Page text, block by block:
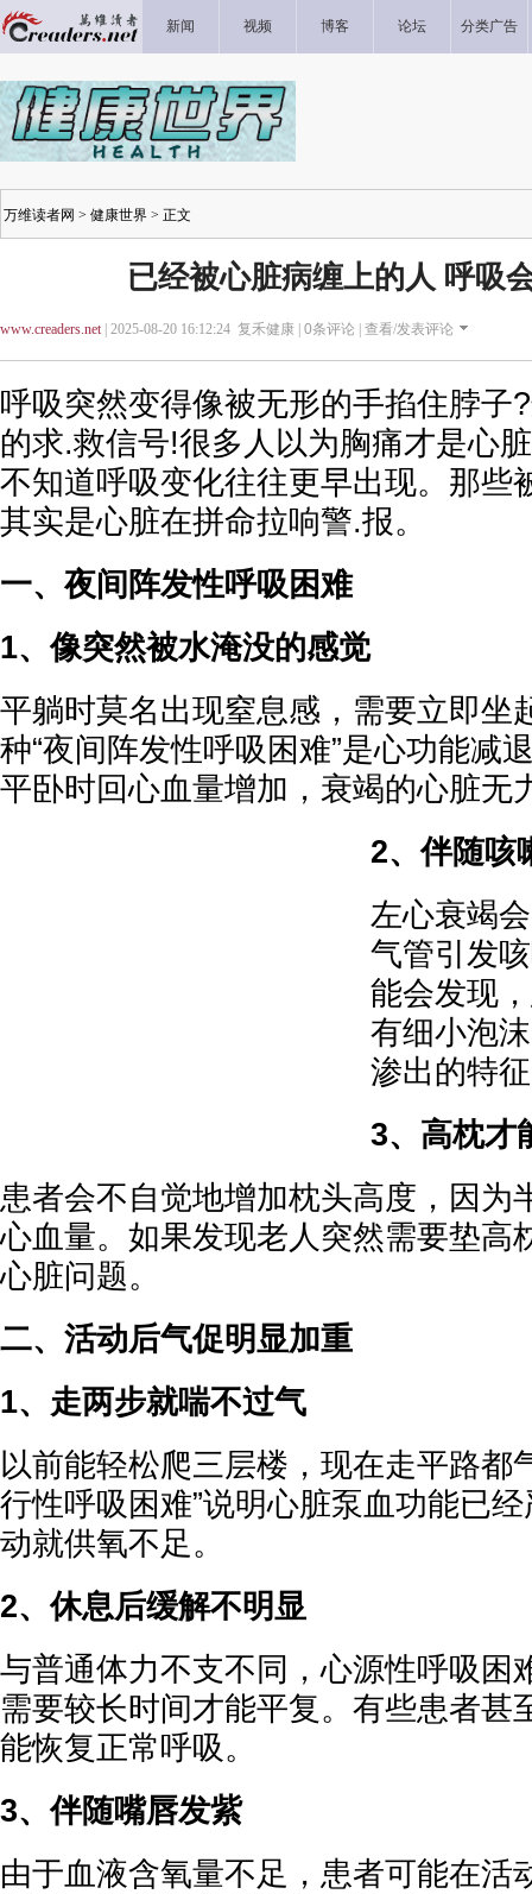
新闻 视频 博客 论坛 分类广告
万维读者网 > 健康世界 > 正文
已经被心脏病缠上的人 呼吸
www.creaders.net| 2025-08-20 16:12:24 复禾健康 | 0条评论 | 查看/发表评论
呼吸突然变得像被无形的手掐住脖子
的求.救信号!很多人以为胸痛才是心
不知道呼吸变化往往更早出现。那些
其实是心脏在拼命拉响警.报。
一、夜间阵发性呼吸困难
1、像突然被水淹没的感觉
平躺时莫名出现窒息感，需要立即坐
种“夜间阵发性呼吸困难”是心功能减
平卧时回心血量增加，衰竭的心脏无
2、伴随咳
左心衰竭
气管引发
能会发现
有细小泡
渗出的特
3、高枕才
患者会不自觉地增加枕头高度，因为
心血量。如果发现老人突然需要垫高
心脏问题。
二、活动后气促明显加重
1、走两步就喘不过气
以前能轻松爬三层楼，现在走平路都
行性呼吸困难”说明心脏泵血功能已
动就供氧不足。
2、休息后缓解不明显
与普通体力不支不同，心源性呼吸困
需要较长时间才能平复。有些患者甚
能恢复正常呼吸。
3、伴随嘴唇发紫
由于血液含氧量不足，患者可能在活